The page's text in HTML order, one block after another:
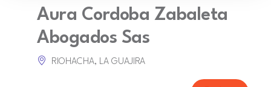
Aura Cordoba Zabaleta
Abogados Sas
RIOHACHA, LA GUAJIRA